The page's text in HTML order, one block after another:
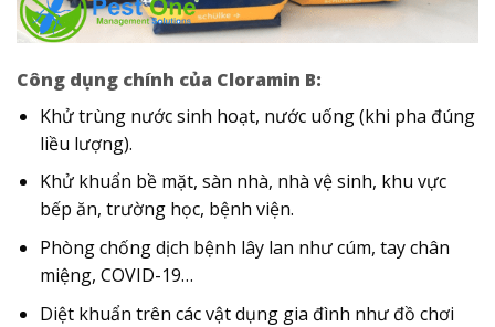
Công dụng chính của Cloramin B:
Khử trùng nước sinh hoạt, nước uống (khi pha đúng
liều lượng).
Khử khuẩn bề mặt, sàn nhà, nhà vệ sinh, khu vực
bếp ăn, trường học, bệnh viện.
Phòng chống dịch bệnh lây lan như cúm, tay chân
miệng, COVID-19…
Diệt khuẩn trên các vật dụng gia đình như đồ chơi